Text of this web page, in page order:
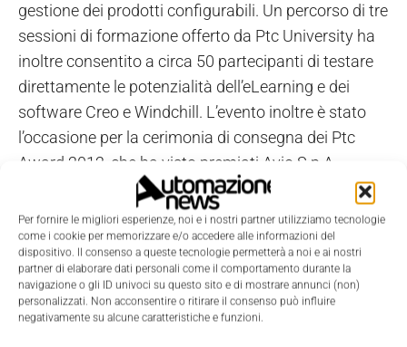
Per fornire le migliori esperienze, noi e i nostri partner utilizziamo tecnologie
come i cookie per memorizzare e/o accedere alle informazioni del
dispositivo. Il consenso a queste tecnologie permetterà a noi e ai nostri
partner di elaborare dati personali come il comportamento durante la
navigazione o gli ID univoci su questo sito e di mostrare annunci (non)
personalizzati. Non acconsentire o ritirare il consenso può influire
negativamente su alcune caratteristiche e funzioni.
gestione dei prodotti configurabili. Un percorso di tre
sessioni di formazione offerto da Ptc University ha
inoltre consentito a circa 50 partecipanti di testare
direttamente le potenzialità dell’eLearning e dei
software Creo e Windchill. L’evento inoltre è stato
l’occasione per la cerimonia di consegna dei Ptc
Award 2012, che ha visto premiati Avio S.p.A.,
Cavagna Group S.p.A. e Pfm Packaging Machinery
S.p.A.